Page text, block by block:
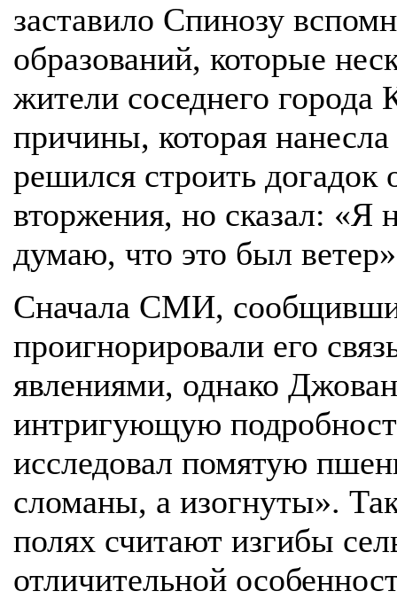
заставило Спинозу
образований, которые
жители соседнего города
причины, которая
решился строить догадок
вторжения, но сказал: «Я
думаю, что это был
Сначала СМИ,
проигнорировали его
явлениями, однако
интригующую
исследовал помятую
сломаны, а изогнуты».
полях считают изгибы
отличительной